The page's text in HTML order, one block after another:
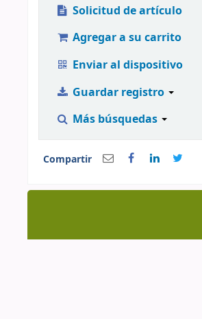
Solicitud de artículo
Agregar a su carrito
Enviar al dispositivo
Guardar registro
Más búsquedas
Compartir